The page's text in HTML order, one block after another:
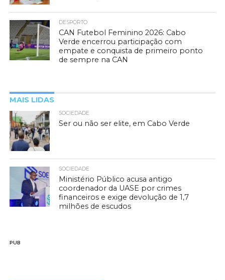
DESPORTO
CAN Futebol Feminino 2026: Cabo
Verde encerrou participação com
empate e conquista de primeiro ponto
de sempre na CAN
MAIS LIDAS
SOCIEDADE
Ser ou não ser elite, em Cabo Verde
SOCIEDADE
Ministério Público acusa antigo
coordenador da UASE por crimes
financeiros e exige devolução de 1,7
milhões de escudos
PUB